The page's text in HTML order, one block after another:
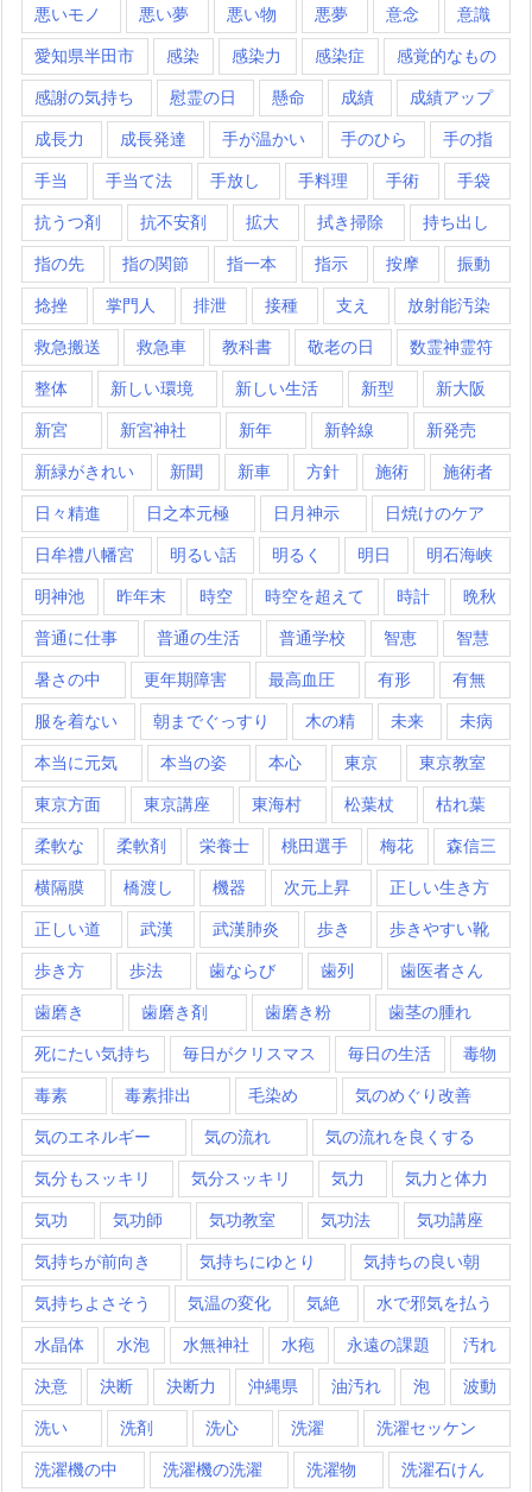
悪いモノ 悪い夢 悪い物 悪夢 意念 意識
愛知県半田市 感染 感染力 感染症 感覚的なもの
感謝の気持ち 慰霊の日 懸命 成績 成績アップ
成長力 成長発達 手が温かい 手のひら 手の指
手当 手当て法 手放し 手料理 手術 手袋
抗うつ剤 抗不安剤 拡大 拭き掃除 持ち出し
指の先 指の関節 指一本 指示 按摩 振動
捻挫 掌門人 排泄 接種 支え 放射能汚染
救急搬送 救急車 教科書 敬老の日 数霊神霊符
整体 新しい環境 新しい生活 新型 新大阪
新宮 新宮神社 新年 新幹線 新発売
新緑がきれい 新聞 新車 方針 施術 施術者
日々精進 日之本元極 日月神示 日焼けのケア
日牟禮八幡宮 明るい話 明るく 明日 明石海峡
明神池 昨年末 時空 時空を超えて 時計 晩秋
普通に仕事 普通の生活 普通学校 智恵 智慧
暑さの中 更年期障害 最高血圧 有形 有無
服を着ない 朝までぐっすり 木の精 未来 未病
本当に元気 本当の姿 本心 東京 東京教室
東京方面 東京講座 東海村 松葉杖 枯れ葉
柔軟な 柔軟剤 栄養士 桃田選手 梅花 森信三
横隔膜 橋渡し 機器 次元上昇 正しい生き方
正しい道 武漢 武漢肺炎 歩き 歩きやすい靴
歩き方 歩法 歯ならび 歯列 歯医者さん
歯磨き 歯磨き剤 歯磨き粉 歯茎の腫れ
死にたい気持ち 毎日がクリスマス 毎日の生活 毒物
毒素 毒素排出 毛染め 気のめぐり改善
気のエネルギー 気の流れ 気の流れを良くする
気分もスッキリ 気分スッキリ 気力 気力と体力
気功 気功師 気功教室 気功法 気功講座
気持ちが前向き 気持ちにゆとり 気持ちの良い朝
気持ちよさそう 気温の変化 気絶 水で邪気を払う
水晶体 水泡 水無神社 水疱 永遠の課題 汚れ
決意 決断 決断力 沖縄県 油汚れ 泡 波動
洗い 洗剤 洗心 洗濯 洗濯セッケン
洗濯機の中 洗濯機の洗濯 洗濯物 洗濯石けん